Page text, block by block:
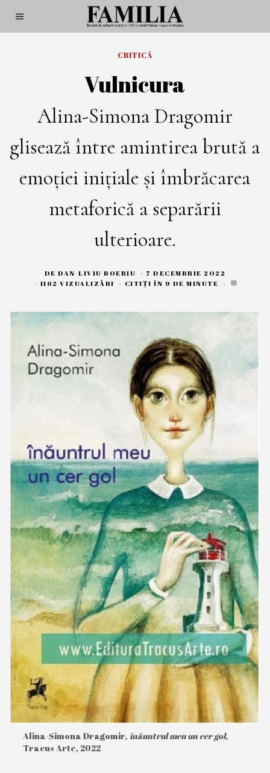
CRITICĂ
Vulnicura
Alina-Simona Dragomir
glisează între amintirea brută a
emoției inițiale și îmbrăcarea
metaforică a separării
ulterioare.
DEDAN-LIVIU BOERIU 7 DECEMBRIE 2022
D
1162 VIZUALIZĂRI CITIȚI ÎN 9 DE MINUTE
Alina-Simona Dragomir, înăuntrul meu un cer gol,
Tracus Arte, 2022